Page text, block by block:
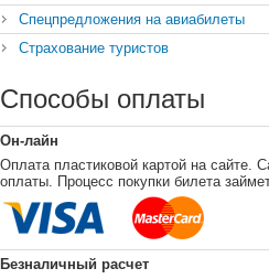
Спецпредложения на авиабилеты
Страхование туристов
Способы оплаты
Он-лайн
Оплата пластиковой картой на сайте.
оплаты. Процесс покупки билета
Безналичный расчет